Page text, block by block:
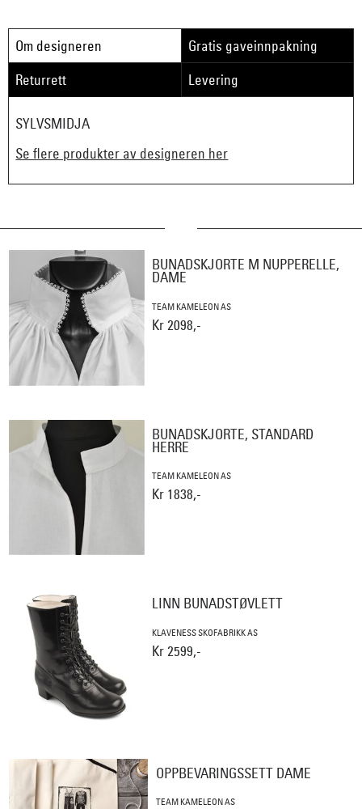
Om designeren
Gratis gaveinnpakning
Returrett
Levering
SYLVSMIDJA
Se flere produkter av designeren her
BUNADSKJORTE M NUPPERELLE,
DAME
TEAM KAMELEON AS
Kr 2098,-
BUNADSKJORTE, STANDARD
HERRE
TEAM KAMELEON AS
Kr 1838,-
LINN BUNADSTØVLETT
KLAVENESS SKOFABRIKK AS
Kr 2599,-
OPPBEVARINGSSETT DAME
TEAM KAMELEON AS